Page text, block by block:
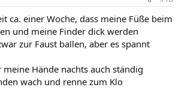
ca. einer Woche, dass meine Füße beim
und meine Finder dick werden
zur Faust ballen, aber es spannt
Hände nachts auch ständig
wach und renne zum Klo